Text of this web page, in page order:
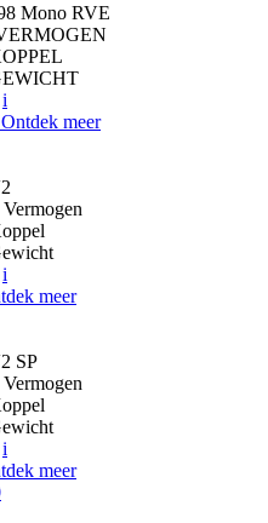
Mono RVE
i
Ontdek meer
Vermogen
i
meer
SP
Vermogen
i
meer